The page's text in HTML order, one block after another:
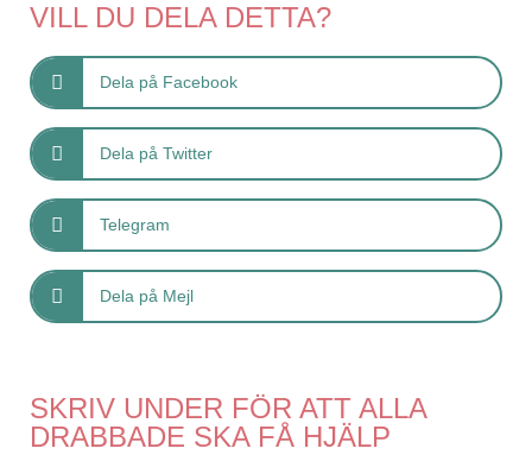
VILL DU DELA DETTA?
Dela på Facebook
Dela på Twitter
Telegram
Dela på Mejl
SKRIV UNDER FÖR ATT ALLA
DRABBADE SKA FÅ HJÄLP